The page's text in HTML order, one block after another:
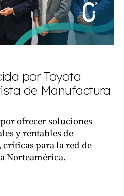
por Toyota
de Manufactura
ofrecer soluciones
y rentables de
para la red de
Norteamérica.